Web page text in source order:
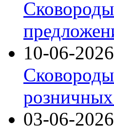
10-06-2026
03-06-2026